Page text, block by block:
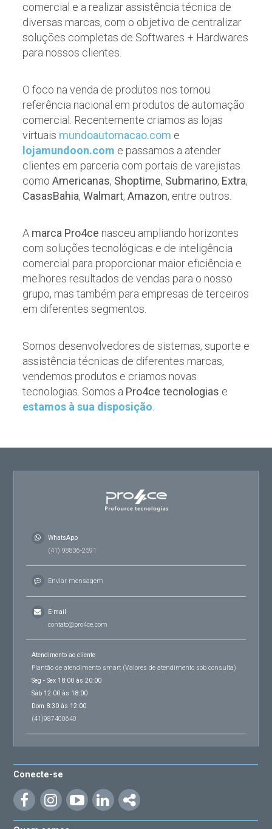
comercial e a realizar assistência técnica de
diversas marcas, com o objetivo de centralizar
soluções completas de Softwares + Hardwares
para nossos clientes.
O foco na venda de produtos nos tornou
referência nacional em produtos de automação
comercial. Recentemente criamos as lojas
virtuais mundoautomacao.com e
lojamundoon.com e passamos a atender
clientes em parceria com portais de varejistas
como Americanas, Shoptime, Submarino, Extra,
CasasBahia, Walmart, Amazon, entre outros.
A marca Pro4ce nasceu ampliando horizontes
com soluções tecnológicas e de inteligência
comercial para proporcionar maior eficiência e
melhores resultados de vendas para o nosso
grupo, mas também para empresas de terceiros
em diferentes segmentos.
Somos desenvolvedores de sistemas, suporte e
assistência técnicas de diferentes marcas,
vendemos produtos e criamos novas
tecnologias. Somos a Pro4ce tecnologias e
estamos à sua disposição.
WhatsApp
(41) 98836-2591
Enviar mensagem
E-mail
contato@pro4ce.com
Atendimento ao cliente
Plantão de atendimento smart (Valores de atendimento sob consulta)
Seg - Sex 18:00 às 20:00
Sáb 12:00 às 18:00
Dom 8:30 às 12:00
(41)987400640
Conecte-se